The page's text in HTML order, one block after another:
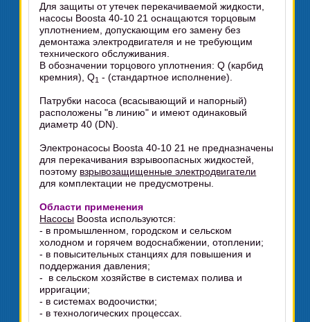
Для защиты от утечек перекачиваемой жидкости,
насосы Boosta 40-10 21 оснащаются торцовым
уплотнением, допускающим его замену без
демонтажа электродвигателя и не требующим
технического обслуживания.
В обозначении торцового уплотнения: Q (карбид
кремния), Q1 - (стандартное исполнение).
Патрубки насоса (всасывающий и напорный)
расположены "в линию" и имеют одинаковый
диаметр 40 (DN).
Электронасосы Boosta 40-10 21 не предназначены
для перекачивания взрывоопасных жидкостей,
поэтому взрывозащищенные электродвигатели
для комплектации не предусмотрены.
Области применения
Насосы Boosta используются:
- в промышленном, городском и сельском
холодном и горячем водоснабжении, отоплении;
- в повысительных станциях для повышения и
поддержания давления;
- в сельском хозяйстве в системах полива и
ирригации;
- в системах водоочистки;
- в технологических процессах.